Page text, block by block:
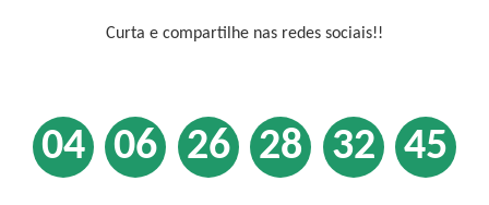
Curta e compartilhe nas redes sociais!!
04 06 26 28 32 45